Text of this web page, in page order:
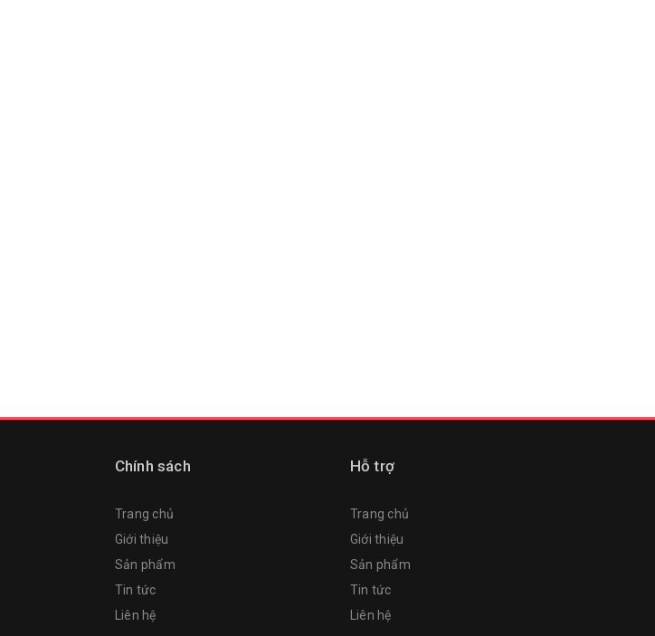
Chính sách
Trang chủ
Giới thiệu
Sản phẩm
Tin tức
Liên hệ
Hỗ trợ
Trang chủ
Giới thiệu
Sản phẩm
Tin tức
Liên hệ